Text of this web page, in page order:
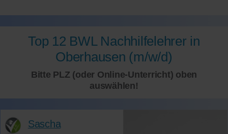
Top 12 BWL Nachhilfelehrer in
Oberhausen (m/w/d)
Bitte PLZ (oder Online-Unterricht) oben
auswählen!
Sascha